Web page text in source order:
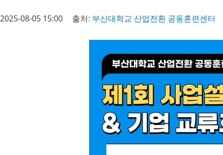
2025-08-05 15:00 출처: 부산대학교 산업전환 공동훈련센터